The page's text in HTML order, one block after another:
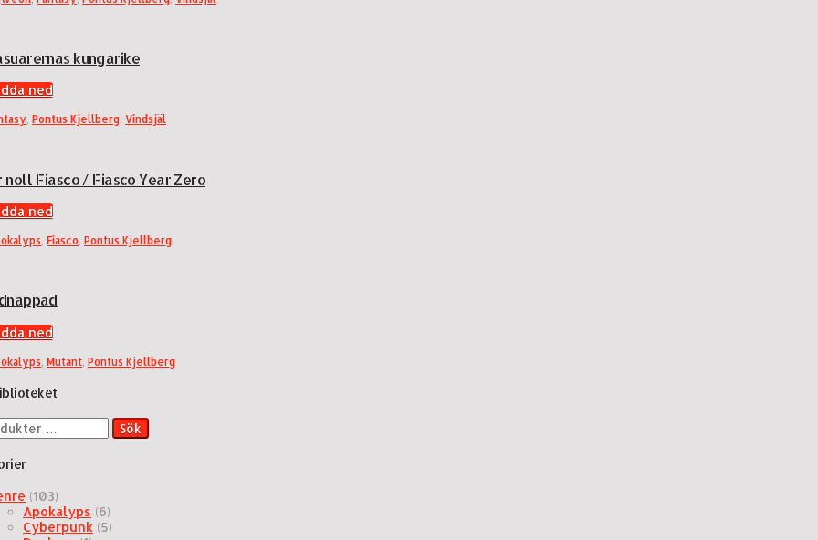
kungarike
ned
, Pontus Kjellberg, Vindsjäl
noll Fiasco / Fiasco Year Zero
ned
, Fiasco, Pontus Kjellberg
ned
Mutant Pontus Kjellberg
Sök
(103)
Apokalyps (6)
Cyberpunk (5)